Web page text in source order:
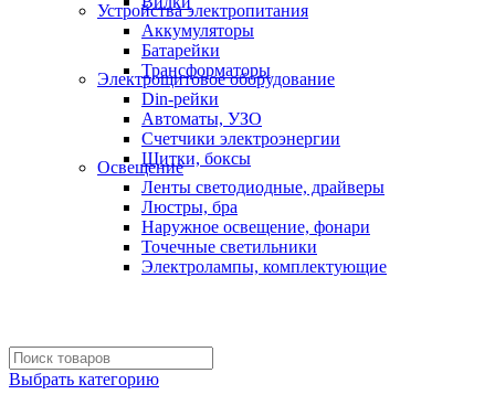
Устройства электропитания
Аккумуляторы
Батарейки
Трансформаторы
Электрощитовое оборудование
Din-рейки
Автоматы, УЗО
Счетчики электроэнергии
Щитки, боксы
Освещение
Ленты светодиодные, драйверы
Люстры, бра
Наружное освещение, фонари
Точечные светильники
Электролампы, комплектующие
Выбрать категорию